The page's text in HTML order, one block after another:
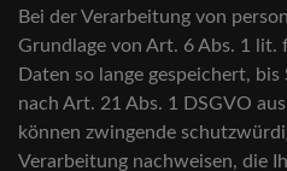
Bei der Verarbeitung von
Grundlage von Art. 6 Abs. 1 lit.
Daten so lange gespeichert,
nach Art. 21 Abs. 1 DSGVO
können zwingende
Verarbeitung nachweisen, die